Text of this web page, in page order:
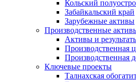
Кольский
Забайкальский край
Зарубежные активы
Производственные
Активы и
Производственная
Производственная
Ключевые проекты
Талнахская